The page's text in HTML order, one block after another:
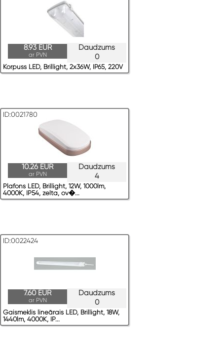
Daudzums
0
8.93 EUR
ar PVN
Korpuss LED, Brillight, 2x36W, IP65, 220V
ID:0021780
Daudzums
4
10.26 EUR
ar PVN
Plafons LED, Brillight, 12W, 1000lm,
4000K, IP54, zelta, ov�...
ID:0022424
Daudzums
0
7.60 EUR
ar PVN
Gaismeklis lineārais LED, Brillight, 18W,
1440lm, 4000K, IP...